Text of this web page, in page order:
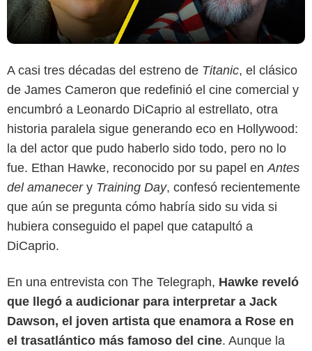
A casi tres décadas del estreno de Titanic, el clásico
de James Cameron que redefinió el cine comercial y
encumbró a Leonardo DiCaprio al estrellato, otra
historia paralela sigue generando eco en Hollywood:
la del actor que pudo haberlo sido todo, pero no lo
fue. Ethan Hawke, reconocido por su papel en Antes
del amanecer y Training Day, confesó recientemente
que aún se pregunta cómo habría sido su vida si
hubiera conseguido el papel que catapultó a
DiCaprio.
En una entrevista con The Telegraph, Hawke reveló
que llegó a audicionar para interpretar a Jack
Dawson, el joven artista que enamora a Rose en
el trasatlántico más famoso del cine. Aunque la